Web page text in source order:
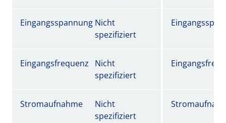
Eingangsspannung Nicht
spezifiziert
Eingangsfrequenz
Nicht
spezifiziert
Stromaufnahme
Nicht
spezifiziert